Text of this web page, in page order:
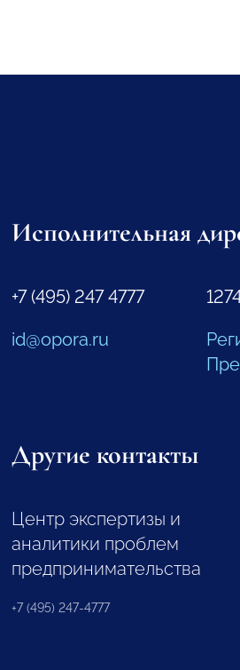
Исполнительная
+7 (495) 247 4777
id@opora.ru
Другие контакты
Центр экспертизы и
аналитики проблем
предпринимательства
+7 (495) 247-4777